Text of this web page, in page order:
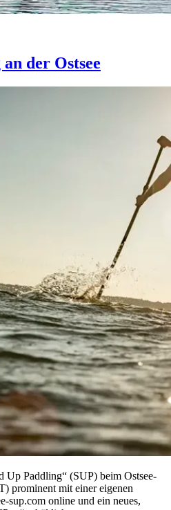
der Ostsee
Up Paddling“ (SUP) beim Ostsee-
prominent mit einer eigenen
sup.com online und ein neues,